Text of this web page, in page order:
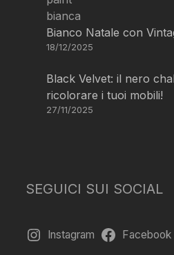
Bianco Natale con
18/12/2025
Black Velvet: il nero
ricolorare i tuoi mobili!
27/11/2025
SEGUICI SUI SOCIAL
Instagram Facebook